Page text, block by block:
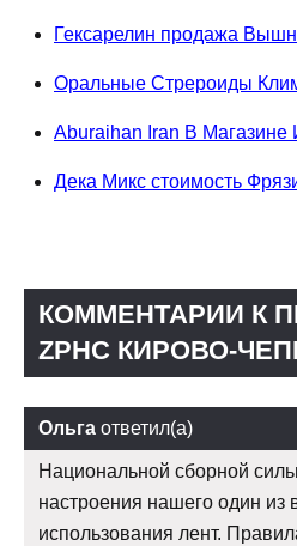
Гексарелин продажа
Оральные Стрероиды
Aburaihan Iran В Магазине
Дека Микс стоимость
КОММЕНТАРИИ К
ZPHC КИРОВО-
Ольга ответил(а)
Национальной сборной
настроения нашего один из
использования лент.